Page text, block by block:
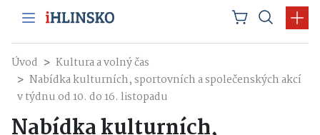
Úvod
Kultura a volný čas
Nabídka kulturních, sportovních a společenských akcí
v týdnu od 10. do 16. listopadu